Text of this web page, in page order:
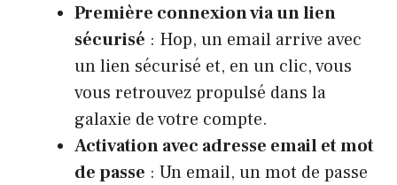
Première connexion via un lien
sécurisé : Hop, un email arrive avec
un lien sécurisé et, en un clic, vous
vous retrouvez propulsé dans la
galaxie de votre compte.
Activation avec adresse email et mot
de passe : Un email, un mot de passe